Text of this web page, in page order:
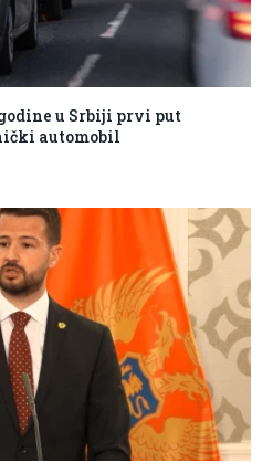
u Srbiji prvi put
automobil